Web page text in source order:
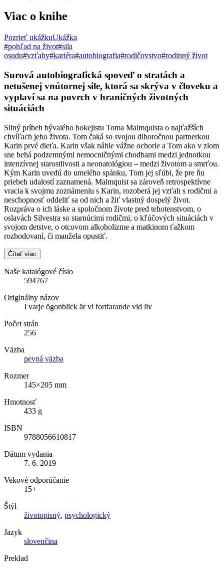
Viac o knihe
Pozrieť ukážkuUkážka
#pohľad na život#sila
osudu#vzťahy#kariéra#autobiografia#rodičovstvo#rodinný život
Surová autobiografická spoveď o stratách a
netušenej vnútornej sile, ktorá sa skrýva v človeku a
vyplaví sa na povrch v hraničných životných
situáciách
Silný príbeh bývalého hokejistu Toma Malmquista o najťažších
chvíľach jeho života. Tom čaká so svojou dlhoročnou partnerkou
Karin prvé dieťa. Karin však náhle vážne ochorie a Tom ako v zlom
sne behá podzemnými nemocničnými chodbami medzi jednotkou
intenzívnej starostlivosti a neonatológiou – medzi životom a smrťou.
Kým Karin uvedú do umelého spánku, Tom jej sľúbi, že pre ňu
priebeh udalostí zaznamená. Malmquist sa zároveň retrospektívne
vracia k svojmu zoznámeniu s Karin, rozoberá jej vzťah s rodičmi a
neschopnosť oddeliť sa od nich a žiť vlastný dospelý život.
Rozpráva o ich láske a spoločnom živote pred tehotenstvom, o
oslavách Silvestra so starnúcimi rodičmi, o kľúčových situáciách v
svojom detstve, o otcovom alkoholizme a matkinom ťažkom
rozhodovaní, či manžela opustiť.
Čítať viac
Naše katalógové číslo
594767
Originálny názov
I varje ögonblick är vi fortfarande vid liv
Počet strán
256
Väzba
pevná väzba
Rozmer
145×205 mm
Hmotnosť
433 g
ISBN
9788056610817
Dátum vydania
7. 6. 2019
Vekové odporúčanie
15+
Štýl
životopisný, psychologický
Jazyk
slovenčina
Preklad